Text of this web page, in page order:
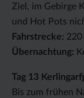
Ziel, im Gebirge
und Hot Pots
Fahrstrecke: 220
Übernachtung:
Tag 13
Bis zum frühen